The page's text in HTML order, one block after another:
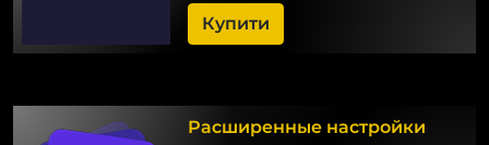
Купити
Расширенные настройки